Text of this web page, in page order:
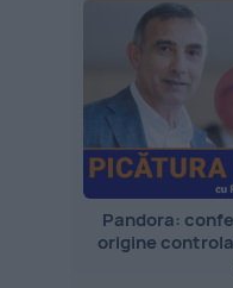
Pandora:
origine